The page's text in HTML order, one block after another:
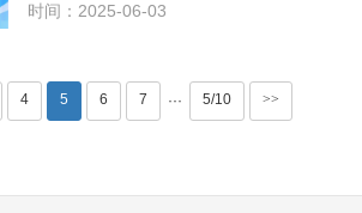
时间：2025-06-03
4 5 6 7 ··· 5/10 >>